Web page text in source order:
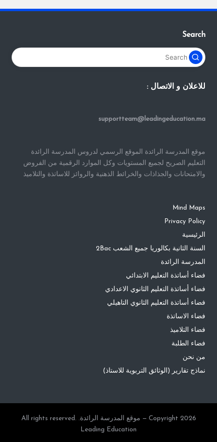
Search
للاعلان و الاتصال :
supportteam@leadingeducation.ma
موقع المدرسة الرائدة الموقع الرسمي لدروس المدرسة الرائدة
التعليم الصريح لجميع المستويات وكل الموارد الرقمية من الفروض
والامتحانات والجذاذات والخرائط الذهنية والروائز للاساتذة والتلاميذ
Mind Maps
Privacy Policy
الرئيسية
السنة الثانية بكالوريا جميع الشعب 2Bac
المدرسة الرائدة
فضاء أساتذة التعليم الابتدائي
فضاء أساتذة التعليم الثانوي الاعدادي
فضاء أساتذة التعليم الثانوي التاهيلي
فضاء الاساتذة
فضاء التلاميذ
فضاء الطلبة
من نحن
نماذج تقارير (الوثائق التربوية للاستاذ)
Copyright 2026 — موقع المدرسة الرائدة. All rights reserved.
Leading Education